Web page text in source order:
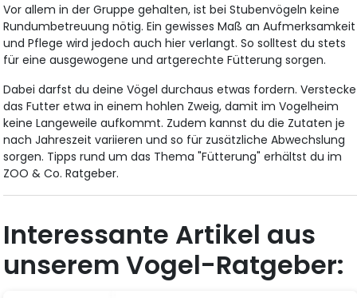
Vor allem in der Gruppe gehalten, ist bei Stubenvögeln keine
Rundumbetreuung nötig. Ein gewisses Maß an Aufmerksamkeit
und Pflege wird jedoch auch hier verlangt. So solltest du stets
für eine ausgewogene und artgerechte Fütterung sorgen.
Dabei darfst du deine Vögel durchaus etwas fordern. Verstecke
das Futter etwa in einem hohlen Zweig, damit im Vogelheim
keine Langeweile aufkommt. Zudem kannst du die Zutaten je
nach Jahreszeit variieren und so für zusätzliche Abwechslung
sorgen. Tipps rund um das Thema "Fütterung" erhältst du im
ZOO & Co. Ratgeber.
Interessante Artikel aus
unserem Vogel-Ratgeber: